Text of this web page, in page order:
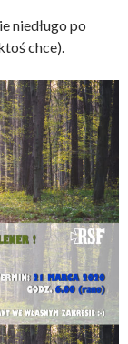
niedługo po
chce).